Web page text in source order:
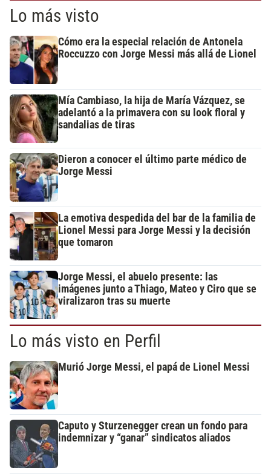
Lo más visto
Cómo era la especial relación de Antonela
Roccuzzo con Jorge Messi más allá de Lionel
Mía Cambiaso, la hija de María Vázquez, se
adelantó a la primavera con su look floral y
sandalias de tiras
Dieron a conocer el último parte médico de
Jorge Messi
La emotiva despedida del bar de la familia de
Lionel Messi para Jorge Messi y la decisión
que tomaron
Jorge Messi, el abuelo presente: las
imágenes junto a Thiago, Mateo y Ciro que se
viralizaron tras su muerte
Lo más visto en Perfil
Murió Jorge Messi, el papá de Lionel Messi
Caputo y Sturzenegger crean un fondo para
indemnizar y “ganar” sindicatos aliados